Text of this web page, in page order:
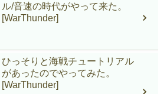
ル/音速の時代がやって来た。
[WarThunder]
ひっそりと海戦チュートリアル
があったのでやってみた。
[WarThunder]